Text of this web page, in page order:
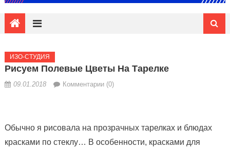
ИЗО-СТУДИЯ
Рисуем Полевые Цветы На Тарелке
09.01.2018 Комментарии (0)
Обычно я рисовала на прозрачных тарелках и блюдах
красками по стеклу… В особенности, красками для